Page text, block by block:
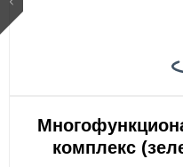
комплекс